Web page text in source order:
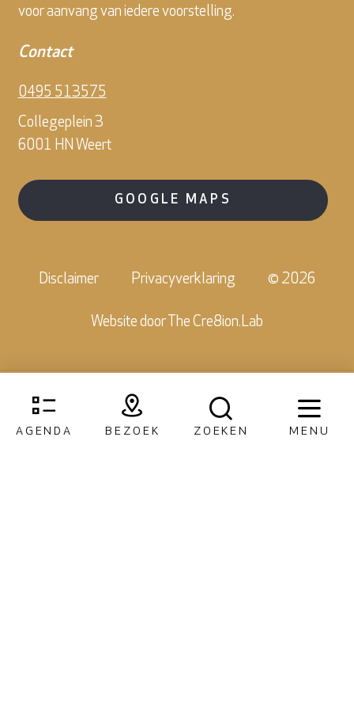
AGENDA BEZOEK ZOEKEN MENU
voor aanvang van iedere voorstelling.
Contact
0495 513575
Collegeplein 3
6001 HN Weert
GOOGLE MAPS
Disclaimer Privacyverklaring © 2026
Website door The Cre8ion.Lab